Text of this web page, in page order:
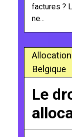
factures ?
ne...
Belgique
Le